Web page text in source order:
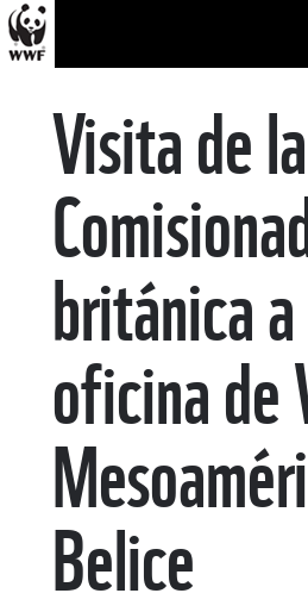
Visita de
británica
oficina de
Belice